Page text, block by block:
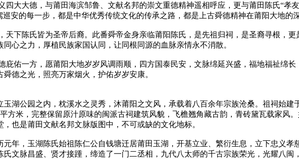
大大德，与莆田海滨邹鲁、文献名邦的崇文重德精神遥相呼应，更与莆田陈氏“孝
安的每一步，都是中华优秀传统文化的传承之路，都是上古舜德精神在莆阳大地的
下陈氏皆为圣帝后裔。此番舜帝金身亲临莆阳陈氏，是先祖归祠，是圣裔寻根，
心之力，厚植民族家国认同，让同根同源的血脉亲情永不消散。
庇佑一方，愿莆阳大地岁岁风调雨顺，四方国泰民安，文脉绵延兴盛，福地福祉绵
德之光，照亮万家烟火，护佑岁岁安康。
湖公园之内，枕溪水之灵秀，沐莆阳之文风，承载着八百余年宗族沧桑。祖祠始建
方米，完整保留原汁原味的闽派古祠建筑风貌，飞檐翘角藏古韵，青砖黛瓦载家风
也是莆田文献名邦文脉版图中，不可或缺的文化地标。
年，玉湖陈氏始祖陈仁公自钱塘迁居莆田玉湖，开基立业、繁衍生息，立下忠义孝
文脉昌盛、贤才接踵，缔造了一门二丞相，九代八太师的千古宗族荣光，光耀八闽